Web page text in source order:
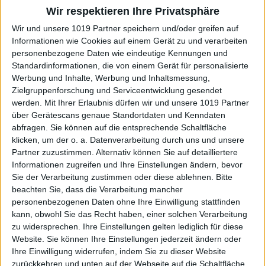
Wir respektieren Ihre Privatsphäre
Wir und unsere 1019 Partner speichern und/oder greifen auf
Informationen wie Cookies auf einem Gerät zu und verarbeiten
personenbezogene Daten wie eindeutige Kennungen und
Standardinformationen, die von einem Gerät für personalisierte
Werbung und Inhalte, Werbung und Inhaltsmessung,
Zielgruppenforschung und Serviceentwicklung gesendet
werden.
Mit Ihrer Erlaubnis dürfen wir und unsere 1019 Partner
über Gerätescans genaue Standortdaten und Kenndaten
abfragen. Sie können auf die entsprechende Schaltfläche
klicken, um der o. a. Datenverarbeitung durch uns und unsere
Partner zuzustimmen. Alternativ können Sie auf detailliertere
Informationen zugreifen und Ihre Einstellungen ändern, bevor
Sie der Verarbeitung zustimmen oder diese ablehnen.
Bitte
beachten Sie, dass die Verarbeitung mancher
personenbezogenen Daten ohne Ihre Einwilligung stattfinden
kann, obwohl Sie das Recht haben, einer solchen Verarbeitung
zu widersprechen. Ihre Einstellungen gelten lediglich für diese
Website. Sie können Ihre Einstellungen jederzeit ändern oder
Ihre Einwilligung widerrufen, indem Sie zu dieser Website
zurückkehren und unten auf der Webseite auf die Schaltfläche